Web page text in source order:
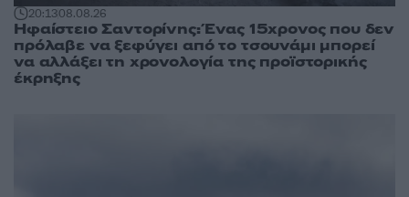
20:1308.08.26
Ηφαίστειο Σαντορίνης: Ένας 15χρονος που δεν
πρόλαβε να ξεφύγει από το τσουνάμι μπορεί
να αλλάξει τη χρονολογία της προϊστορικής
έκρηξης